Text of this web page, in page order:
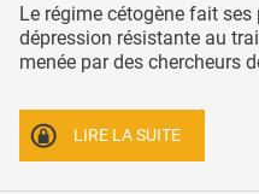
Le régime cétogène fait ses
dépression résistante au
menée par des chercheurs
LIRE LA SUITE